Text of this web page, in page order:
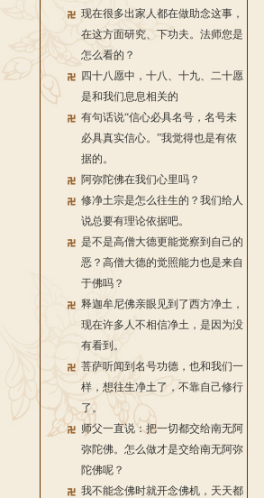
现在很多出家人都在做助念这事，
在这方面研究、下功夫。法师您是
怎么看的？
四十八愿中，十八、十九、二十愿
是和我们息息相关的
有句话说“信心必具名号，名号未
必具真实信心。”我觉得也是有依
据的。
阿弥陀佛在我们心里吗？
修净土宗是怎么往生的？我们给人
说总要有理论依据吧。
是不是高僧大德更能觉察到自己的
恶？高僧大德的觉照能力也是来自
于佛吗？
释迦牟尼佛亲眼见到了西方净土，
现在许多人不相信净土，是因为没
有看到。
菩萨听闻到名号功德，也和我们一
样，想往生净土了，不靠自己修行
了。
师父一直说：把一切都交给南无阿
弥陀佛。怎么做才是交给南无阿弥
陀佛呢？
我不能念佛时就开念佛机，天天都